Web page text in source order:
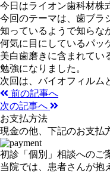
今日はライオン歯科材株
今回のテーマは、歯ブラ
知っているようで知らな
何気に目にしているパッ
美白歯磨きに含まれてい
勉強になりました。
次回は、バイオフィルム
前の記事へ
次の記事へ
お支払方法
現金の他、下記のお支払
初診「個別」相談へのご
当院では、患者さんが抱